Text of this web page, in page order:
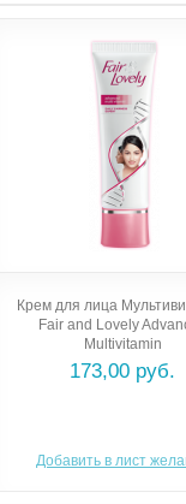
Крем для лица
Fair and Lovely
Multivitamin
173,00 руб.
Добавить в лист